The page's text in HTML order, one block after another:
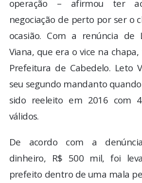
operação – afirmou ter
negociação de perto por ser o
ocasião. Com a renúncia de
Viana, que era o vice na
Prefeitura de Cabedelo. Leto
seu segundo mandanto
sido reeleito em 2016 com
válidos.
De acordo com a
dinheiro, R$ 500 mil, foi
prefeito dentro de uma mala